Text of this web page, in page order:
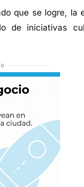
que se logre, la
de iniciativas